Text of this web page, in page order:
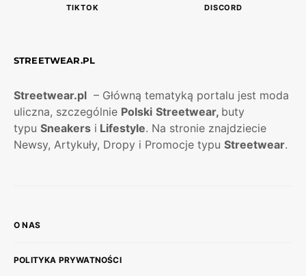
TIKTOK DISCORD
STREETWEAR.PL
Streetwear.pl – Główną tematyką portalu jest moda
uliczna, szczególnie Polski Streetwear, buty
typu Sneakers i Lifestyle. Na stronie znajdziecie
Newsy, Artykuły, Dropy i Promocje typu Streetwear.
O NAS
POLITYKA PRYWATNOŚCI